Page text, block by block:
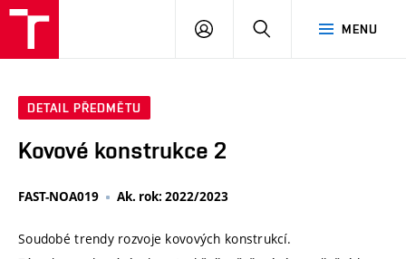
MENU
PŘIHLÁSIT
DETAIL PŘEDMĚTU
Kovové konstrukce 2
FAST-NOA019 Ak. rok: 2022/2023
Soudobé trendy rozvoje kovových konstrukcí.